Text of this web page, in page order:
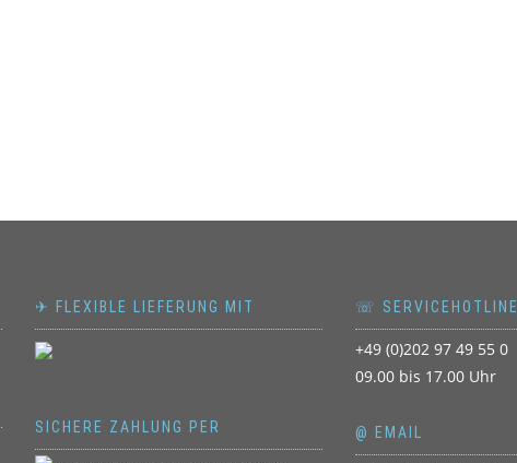
✈ FLEXIBLE LIEFERUNG MIT
SICHERE ZAHLUNG PER
☏ SERVICEHOTLINE
+49 (0)202 97 49 55 0
09.00 bis 17.00 Uhr
@ EMAIL